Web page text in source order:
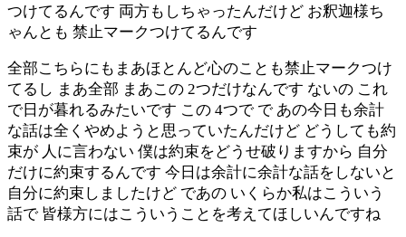
つけてるんです 両方もしちゃったんだけど お釈迦様ち
ゃんとも 禁止マークつけてるんです
全部こちらにもまあほとんど心のことも禁止マークつけ
てるし まあ全部 まあこの 2つだけなんです ないの これ
で日が暮れるみたいです この 4つで で あの今日も余計
な話は全くやめようと思っていたんだけど どうしても約
束が 人に言わない 僕は約束をどうせ破りますから 自分
だけに約束するんです 今日は余計に余計な話をしないと
自分に約束しましたけど であの いくらか私はこういう
話で 皆様方にはこういうことを考えてほしいんですね